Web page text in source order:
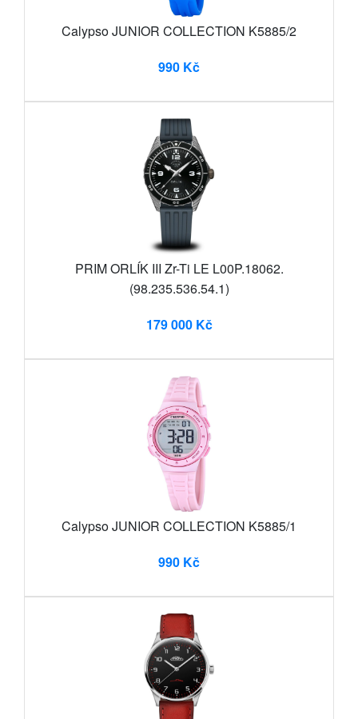
Calypso JUNIOR COLLECTION K5885/2
990 Kč
PRIM ORLÍK III Zr-Ti LE L00P.18062.
(98.235.536.54.1)
179 000 Kč
Calypso JUNIOR COLLECTION K5885/1
990 Kč